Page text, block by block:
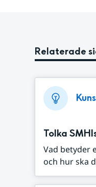
Relaterade
Tolka
Vad betyder
och hur ska